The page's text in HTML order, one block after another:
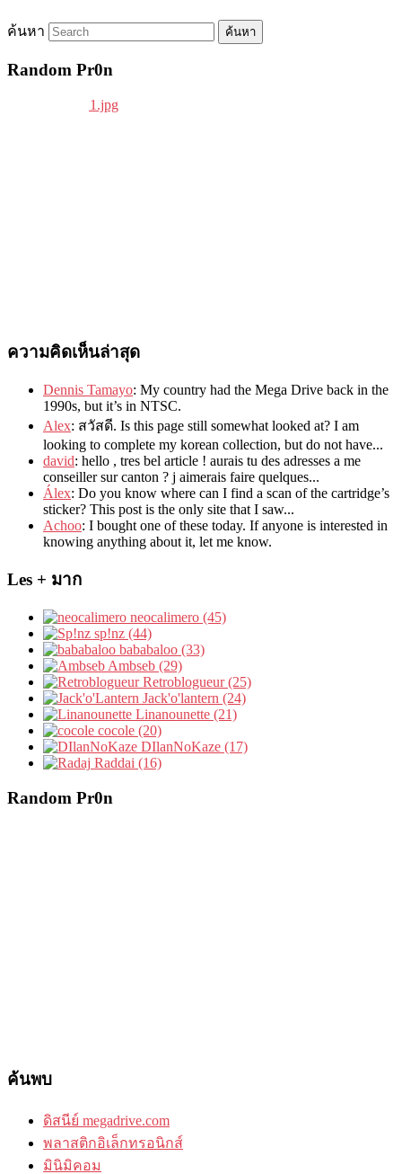
ค้นหา
Random Pr0n
ความคิดเห็นล่าสุด
Dennis Tamayo: My country had the Mega Drive back in the
1990s, but it’s in NTSC.
Alex: สวัสดี. Is this page still somewhat looked at? I am
looking to complete my korean collection, but do not have...
david: hello , tres bel article ! aurais tu des adresses a me
conseiller sur canton ? j aimerais faire quelques...
Álex: Do you know where can I find a scan of the cartridge’s
sticker? This post is the only site that I saw...
Achoo: I bought one of these today. If anyone is interested in
knowing anything about it, let me know.
Les + มาก
neocalimero (45)
sp!nz (44)
bababaloo (33)
Ambseb (29)
Retroblogueur (25)
Jack'o'lantern (24)
Linanounette (21)
cocole (20)
DIlanNoKaze (17)
Raddai (16)
Random Pr0n
ค้นพบ
ดิสนีย์ megadrive.com
พลาสติกอิเล็กทรอนิกส์
มินิมิคอม